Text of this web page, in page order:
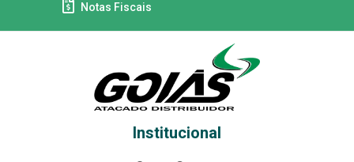
Notas Fiscais
Institucional